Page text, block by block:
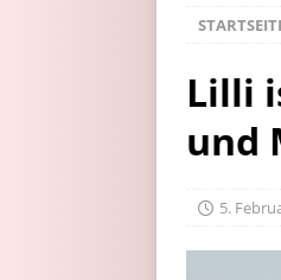
Lilli
und
5.